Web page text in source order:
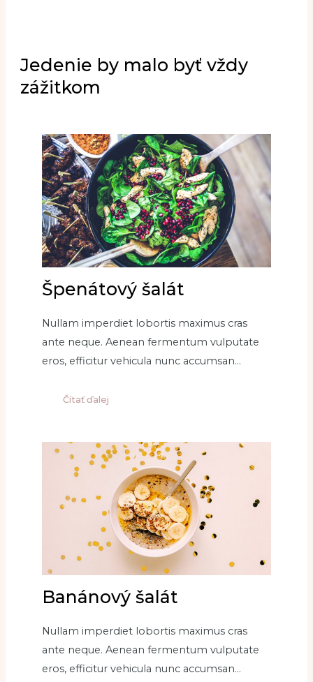
Jedenie by malo byť vždy
zážitkom
Špenátový šalát
Nullam imperdiet lobortis maximus cras
ante neque. Aenean fermentum vulputate
eros, efficitur vehicula nunc accumsan…
Čítať ďalej
Banánový šalát
Nullam imperdiet lobortis maximus cras
ante neque. Aenean fermentum vulputate
eros, efficitur vehicula nunc accumsan…